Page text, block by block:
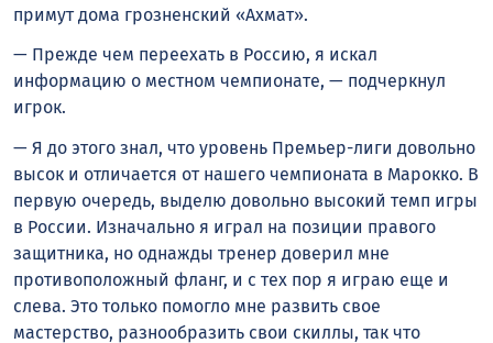
примут дома грозненский «Ахмат».
— Прежде чем переехать в Россию, я искал
информацию о местном чемпионате, — подчеркнул
игрок.
— Я до этого знал, что уровень Премьер-лиги довольно
высок и отличается от нашего чемпионата в Марокко. В
первую очередь, выделю довольно высокий темп игры
в России. Изначально я играл на позиции правого
защитника, но однажды тренер доверил мне
противоположный фланг, и с тех пор я играю еще и
слева. Это только помогло мне развить свое
мастерство, разнообразить свои скиллы, так что